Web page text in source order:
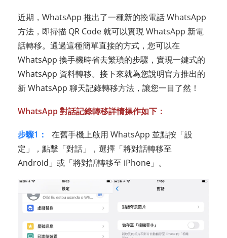
近期，WhatsApp 推出了一種新的換電話 WhatsApp
方法，即掃描 QR Code 就可以實現 WhatsApp 新電
話轉移。通過這種簡單直接的方式，您可以在
WhatsApp 換手機時省去繁瑣的步驟，實現一鍵式的
WhatsApp 資料轉移。接下來就為您說明官方推出的
新 WhatsApp 聊天記錄轉移方法，讓您一目了然！
WhatsApp 對話記錄轉移詳情操作如下：
步驟1：
在舊手機上啟用 WhatsApp 並點按「設
定」，點擊「對話」，選擇「將對話轉移至
Android」或「將對話轉移至 iPhone」。